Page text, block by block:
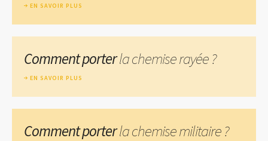
EN SAVOIR PLUS
Comment porterla chemise rayée ?
EN SAVOIR PLUS
Comment porterla chemise militaire ?